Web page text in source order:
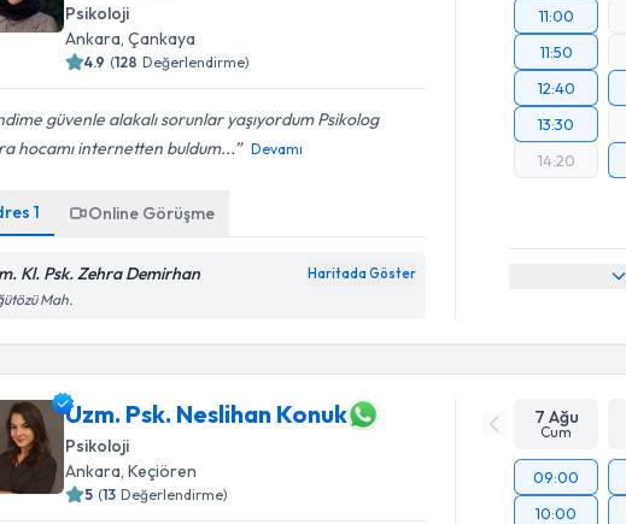
Psikoloji
Ankara , Çankaya
4.9 (128 Değerlendirme)
güvenle alakalı sorunlar yaşıyordum Psikolog
hocamı internetten buldum...
Devamı
1 Online Görüşme
Kl. Psk. Zehra Demirhan Haritada Göster
Mah.
11:00
11:50
12:40
13:30
14:20
Uzm. Psk. Neslihan Konuk
Psikoloji
Ankara , Keçiören
5 (13 Değerlendirme)
7 Ağu
Cum
09:00
10:00